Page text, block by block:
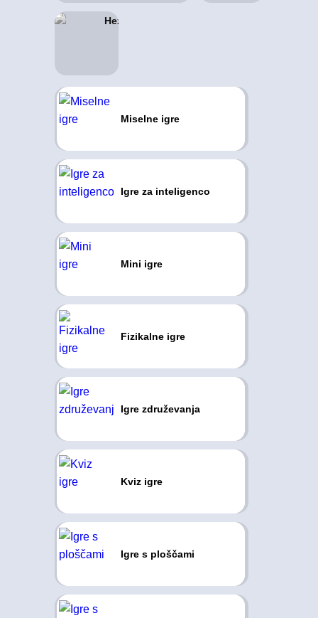
Miselne igre
Igre za inteligenco
Mini igre
Fizikalne igre
Igre združevanja
Kviz igre
Igre s ploščami